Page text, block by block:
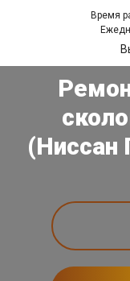
Время
(Ниссан